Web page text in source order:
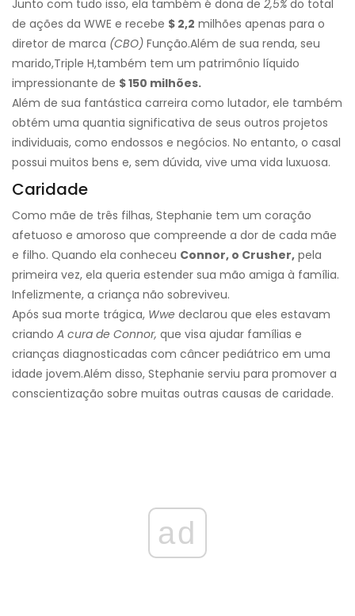
Junto com tudo isso, ela também é dona de 2,5% do total
de ações da WWE e recebe $ 2,2 milhões apenas para o
diretor de marca (CBO) Função.Além de sua renda, seu
marido,Triple H,também tem um patrimônio líquido
impressionante de $ 150 milhões.
Além de sua fantástica carreira como lutador, ele também
obtém uma quantia significativa de seus outros projetos
individuais, como endossos e negócios. No entanto, o casal
possui muitos bens e, sem dúvida, vive uma vida luxuosa.
Caridade
Como mãe de três filhas, Stephanie tem um coração
afetuoso e amoroso que compreende a dor de cada mãe
e filho. Quando ela conheceu Connor, o Crusher, pela
primeira vez, ela queria estender sua mão amiga à família.
Infelizmente, a criança não sobreviveu.
Após sua morte trágica, Wwe declarou que eles estavam
criando A cura de Connor, que visa ajudar famílias e
crianças diagnosticadas com câncer pediátrico em uma
idade jovem.Além disso, Stephanie serviu para promover a
conscientização sobre muitas outras causas de caridade.
ad